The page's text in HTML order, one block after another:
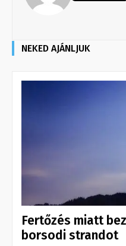
NEKED AJÁNLJUK
Fertőzés miatt
borsodi strandot